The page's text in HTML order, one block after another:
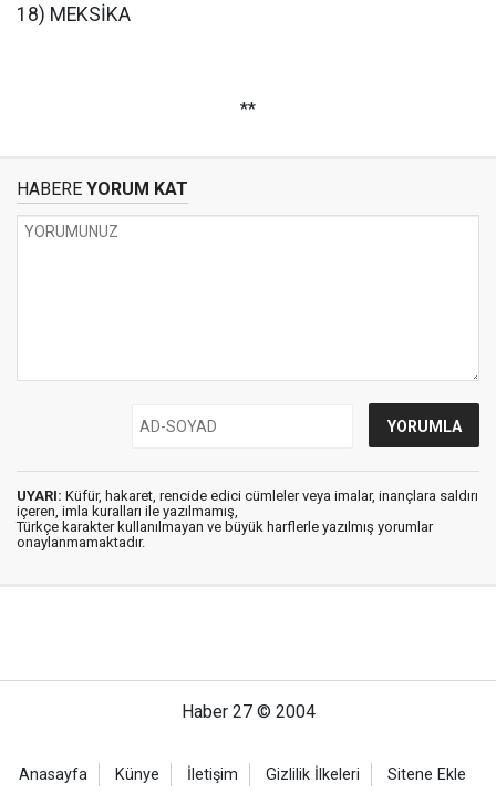
18) MEKSİKA
**
HABERE YORUM KAT
UYARI: Küfür, hakaret, rencide edici cümleler veya imalar, inançlara saldırı
içeren, imla kuralları ile yazılmamış,
Türkçe karakter kullanılmayan ve büyük harflerle yazılmış yorumlar
onaylanmamaktadır.
Haber 27 © 2004
Anasayfa Künye İletişim Gizlilik İlkeleri Sitene Ekle